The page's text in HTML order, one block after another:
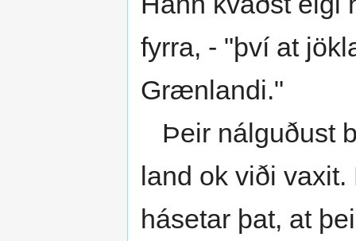
fyrra, - "því at
Grænlandi."
Þeir nálguðust
land ok viði
hásetar þat, at